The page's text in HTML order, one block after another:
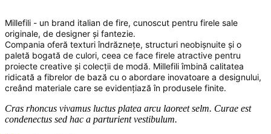
Millefili - un brand italian de fire, cunoscut pentru firele sale
originale, de designer și fantezie.
Compania oferă texturi îndrăznețe, structuri neobișnuite și o
paletă bogată de culori, ceea ce face firele atractive pentru
proiecte creative și colecții de modă. Millefili îmbină calitatea
ridicată a fibrelor de bază cu o abordare inovatoare a designului,
creând materiale care se evidențiază în produsele finite.
Cras rhoncus vivamus luctus platea arcu laoreet selm. Curae est
condenectus sed hac a parturient vestibulum.